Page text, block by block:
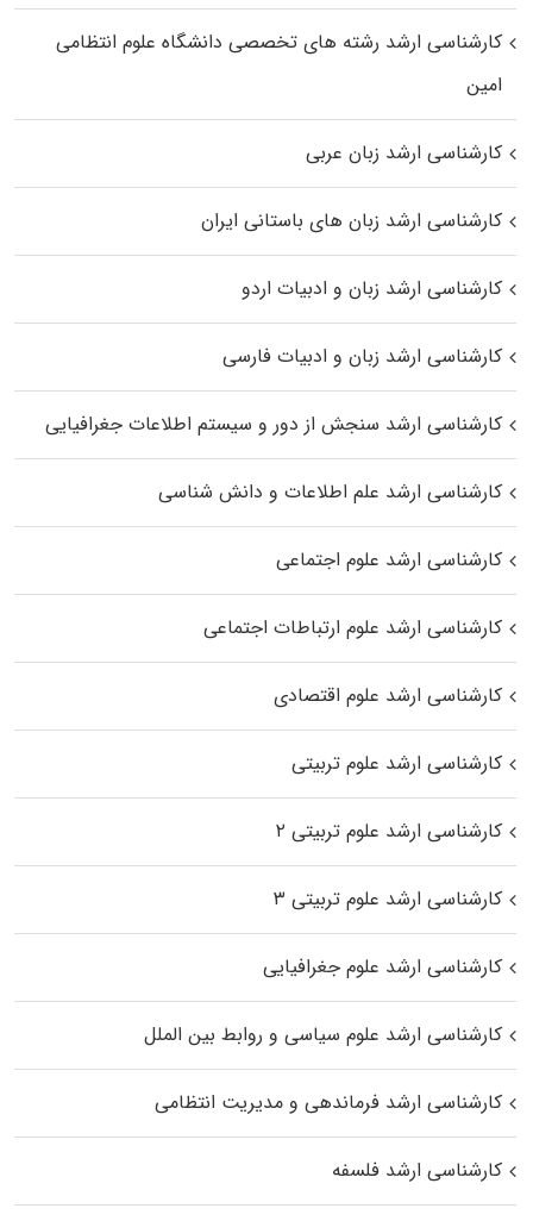
کارشناسی ارشد رﺷﺘﻪ ﻫﺎی تخصصی داﻧﺸﮕﺎه ﻋﻠﻮم انتظامی
اﻣﻴﻦ
کارشناسی ارشد زبان عربی
کارشناسی ارشد زبان‌ های باستانی ایران
کارشناسی ارشد زبان و ادبیات اردو
کارشناسی ارشد زبان و ادبیات فارسی
کارشناسی ارشد سنجش از دور و سیستم اطلاعات جغرافیایی
کارشناسی ارشد علم اطلاعات و دانش شناسی
کارشناسی ارشد علوم اجتماعی
کارشناسی ارشد علوم ارتباطات اجتماعی
کارشناسی ارشد علوم اقتصادی
کارشناسی ارشد علوم تربیتی
کارشناسی ارشد علوم تربیتی ۲
کارشناسی ارشد علوم تربیتی ۳
کارشناسی ارشد علوم جغرافیایی
کارشناسی ارشد علوم سیاسی و روابط بین الملل
کارشناسی ارشد فرماندهی و مدیریت انتظامی
کارشناسی ارشد فلسفه